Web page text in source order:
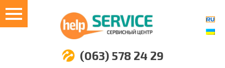
(063) 578 24 29